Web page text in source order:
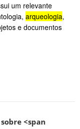
um relevante
arqueologia,
e documentos
<span